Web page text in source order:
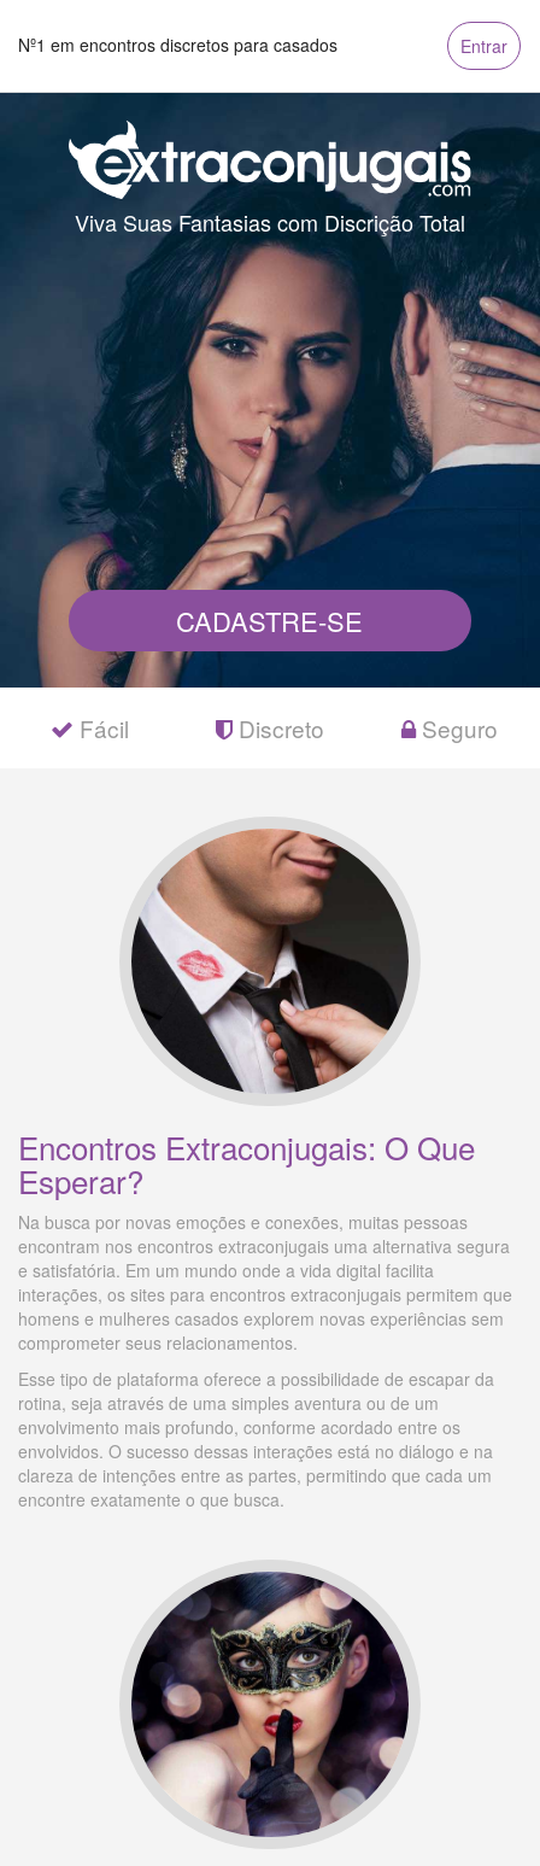
Nº1 em encontros discretos para casados Entrar
Viva Suas Fantasias com Discrição Total
CADASTRE-SE
Fácil Discreto Seguro
Encontros Extraconjugais: O Que
Esperar?
Na busca por novas emoções e conexões, muitas pessoas
encontram nos encontros extraconjugais uma alternativa segura
e satisfatória. Em um mundo onde a vida digital facilita
interações, os sites para encontros extraconjugais permitem que
homens e mulheres casados explorem novas experiências sem
comprometer seus relacionamentos.
Esse tipo de plataforma oferece a possibilidade de escapar da
rotina, seja através de uma simples aventura ou de um
envolvimento mais profundo, conforme acordado entre os
envolvidos. O sucesso dessas interações está no diálogo e na
clareza de intenções entre as partes, permitindo que cada um
encontre exatamente o que busca.